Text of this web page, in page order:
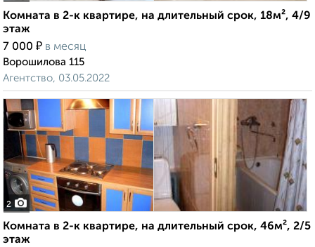
Комната в 2-к квартире, на длительный срок, 18м², 4/9
этаж
7 000 ₽ в месяц
Ворошилова 115
Агентство, 03.05.2022
2
Комната в 2-к квартире, на длительный срок, 46м², 2/5
этаж